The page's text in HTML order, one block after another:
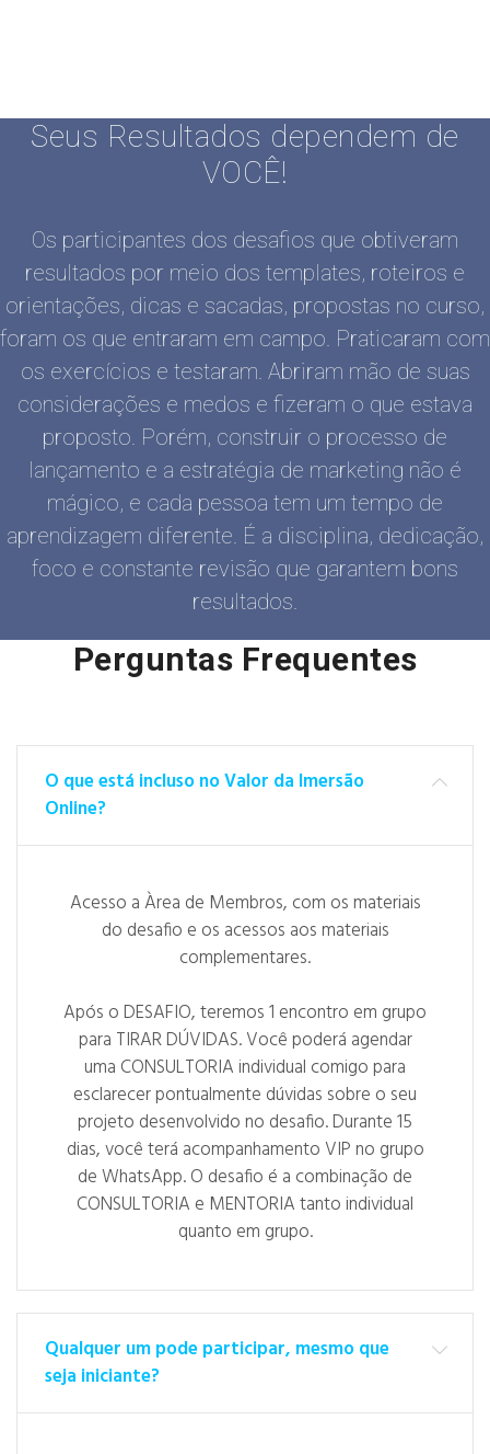
Seus Resultados dependem de
VOCÊ!
Os participantes dos desafios que obtiveram
resultados por meio dos templates, roteiros e
orientações, dicas e sacadas, propostas no curso,
foram os que entraram em campo. Praticaram com
os exercícios e testaram. Abriram mão de suas
considerações e medos e fizeram o que estava
proposto. Porém, construir o processo de
lançamento e a estratégia de marketing não é
mágico, e cada pessoa tem um tempo de
aprendizagem diferente. É a disciplina, dedicação,
foco e constante revisão que garantem bons
resultados.
Perguntas Frequentes
O que está incluso no Valor da Imersão
Online?
Acesso a Àrea de Membros, com os materiais
do desafio e os acessos aos materiais
complementares.
Após o DESAFIO, teremos 1 encontro em grupo
para TIRAR DÚVIDAS. Você poderá agendar
uma CONSULTORIA individual comigo para
esclarecer pontualmente dúvidas sobre o seu
projeto desenvolvido no desafio. Durante 15
dias, você terá acompanhamento VIP no grupo
de WhatsApp. O desafio é a combinação de
CONSULTORIA e MENTORIA tanto individual
quanto em grupo.
Qualquer um pode participar, mesmo que
seja iniciante?